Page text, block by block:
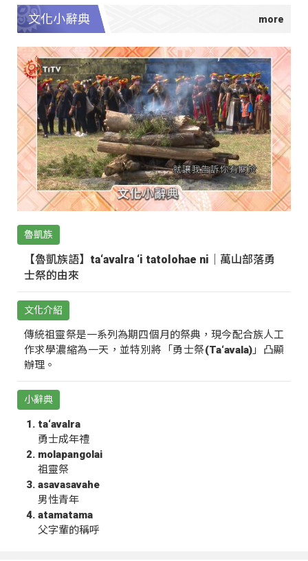
文化小辭典
魯凱族
【魯凱族語】ta‘avalra ‘i tatolohae ni｜萬山部落勇
士祭的由來
文化介紹
傳統祖靈祭是一系列為期四個月的祭典，現今配合族人工
作求學濃縮為一天，並特別將「勇士祭(Ta‘avala)」凸顯
辦理。
小辭典
ta‘avalra
勇士成年禮
molapangolai
祖靈祭
asavasavahe
男性青年
atamatama
父字輩的稱呼